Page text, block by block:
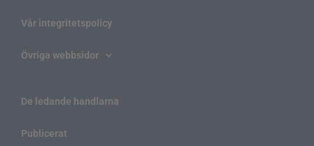
Vår integritetspolicy
Övriga webbsidor
De ledande handlarna
Publicerat